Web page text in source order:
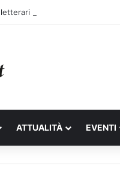
Festa de l’Unità Certaldo
ATTUALITÀ EVENTI